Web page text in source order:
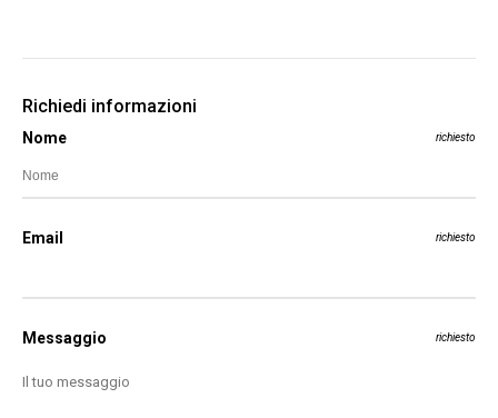
Richiedi informazioni
Nome richiesto
Email richiesto
Messaggio richiesto